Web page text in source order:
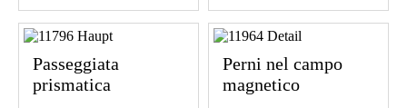
Passeggiata
prismatica
Perni nel campo
magnetico